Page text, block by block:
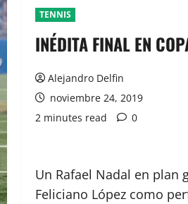
TENNIS
INÉDITA FINAL EN
Alejandro Delfin
noviembre 24, 2019
2 minutes read
0
Un Rafael Nadal en plan
Feliciano López como